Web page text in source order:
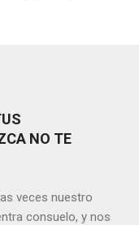
NO TE
veces nuestro
consuelo, y nos